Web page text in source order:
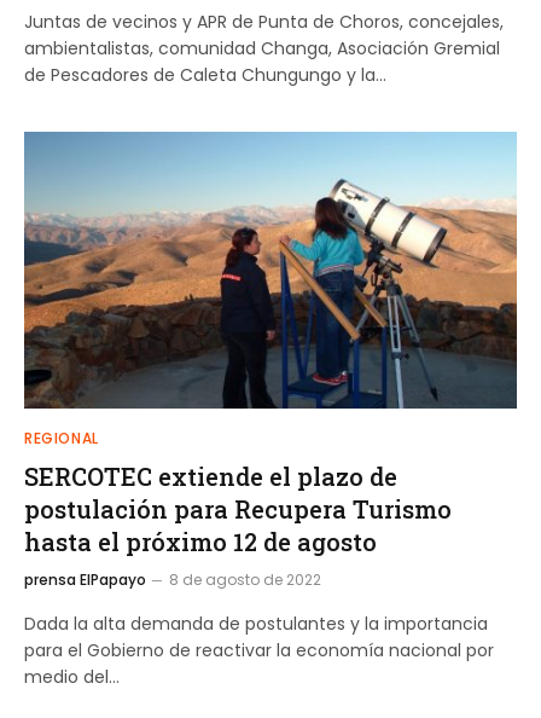
Juntas de vecinos y APR de Punta de Choros, concejales,
ambientalistas, comunidad Changa, Asociación Gremial
de Pescadores de Caleta Chungungo y la…
REGIONAL
SERCOTEC extiende el plazo de
postulación para Recupera Turismo
hasta el próximo 12 de agosto
prensa ElPapayo 8 de agosto de 2022
Dada la alta demanda de postulantes y la importancia
para el Gobierno de reactivar la economía nacional por
medio del…